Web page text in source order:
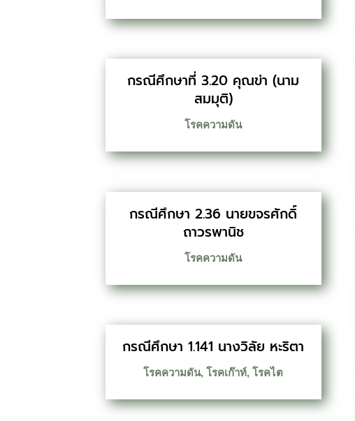
กรณีศึกษาที่ 3.20 คุณข่า (นาม
สมมุติ)
โรคความดัน
กรณีศึกษา 2.36 นายขจรศักดิ์
ถาวรพานิช
โรคความดัน
กรณีศึกษา 1.141 นางวิลัย หะริตา
โรคความดัน,โรคเก๊าท์,โรคไต